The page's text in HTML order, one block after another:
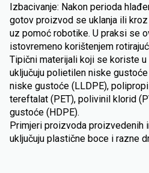
Izbacivanje: Nakon perioda
gotov proizvod se uklanja ili
uz pomoć robotike. U praksi se
istovremeno korištenjem
Tipični materijali koji se koriste u
uključuju polietilen niske
niske gustoće (LLDPE),
tereftalat (PET), polivinil klorid
gustoće (HDPE).
Primjeri proizvoda proizvedenih
uključuju plastične boce i razne